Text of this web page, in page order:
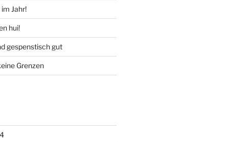
Jahr!
hui!
gespenstisch gut
Grenzen